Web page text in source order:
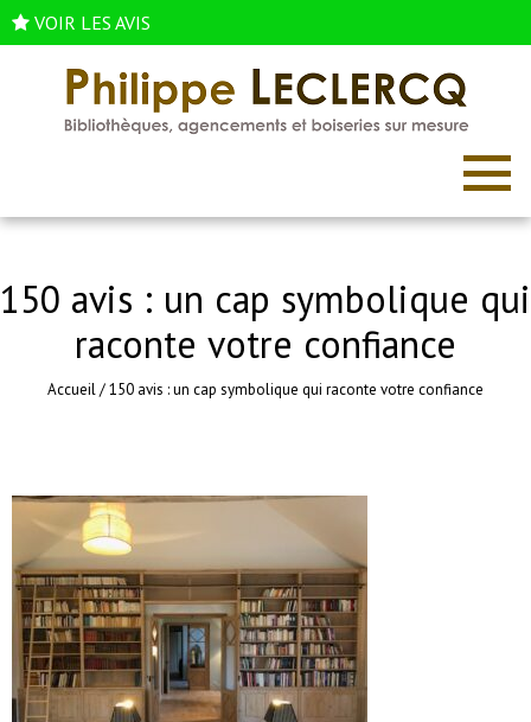
VOIR LES AVIS
150 avis : un cap symbolique qui
raconte votre confiance
Accueil/150 avis : un cap symbolique qui raconte votre confiance